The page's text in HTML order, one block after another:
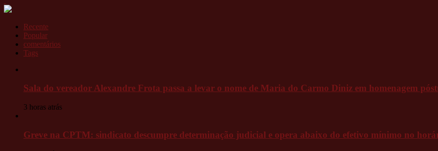
Recente
Popular
comentários
Tags
Sala do vereador Alexandre Frota passa a levar o nome de Maria do Carmo Diniz em homenagem
3 horas atrás
Greve na CPTM: sindicato descumpre determinação judicial e opera abaixo do efetivo mínimo no